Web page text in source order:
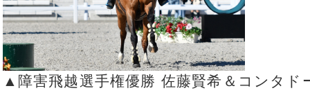
▲障害飛越選手権優勝 佐藤賢希＆コンタド